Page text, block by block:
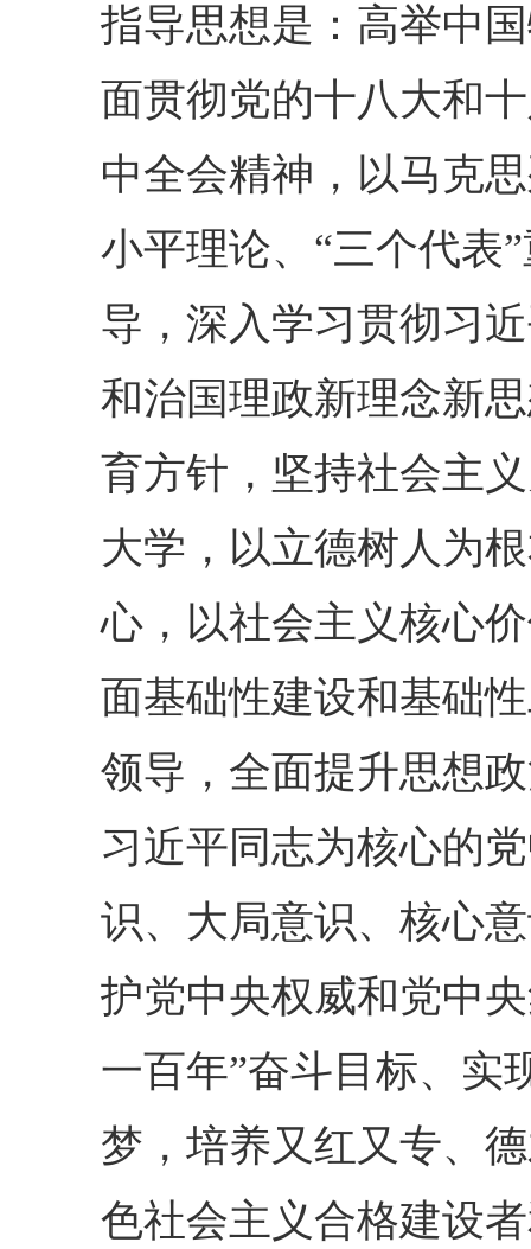
指导思想是：高举中
面贯彻党的十八大和
中全会精神，以马克
小平理论、“三个代表
导，深入学习贯彻习
和治国理政新理念新
育方针，坚持社会主
大学，以立德树人为
心，以社会主义核心
面基础性建设和基础
领导，全面提升思想
习近平同志为核心的
识、大局意识、核心
护党中央权威和党中
一百年”奋斗目标、实
梦，培养又红又专、
色社会主义合格建设